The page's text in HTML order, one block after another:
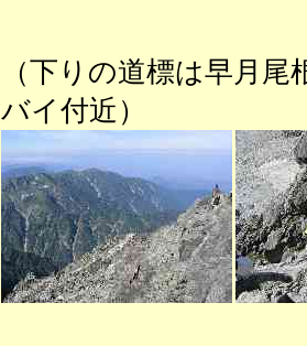
（下りの道標は早
バイ付近） （カ